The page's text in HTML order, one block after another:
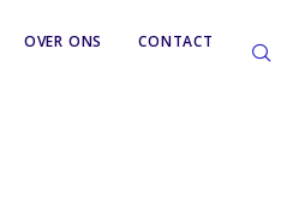
OVER ONS CONTACT